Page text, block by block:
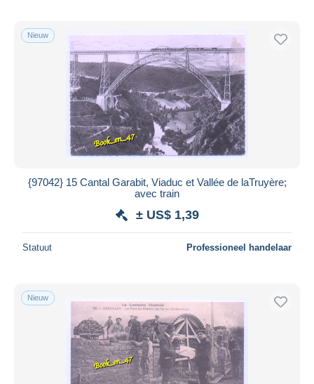
Betaalmiddelen
PayPal
Bankoverschrijving
Visa
Mastercard
Bancontact
Maestro
Woonplaats van de verkoper
Wereldwijd
Toepassen
Nieuw
{97042} 15 Cantal Garabit, Viaduc et Vallée de laTruyère;
avec train
± US$ 1,39
Statuut Professioneel handelaar
Nieuw